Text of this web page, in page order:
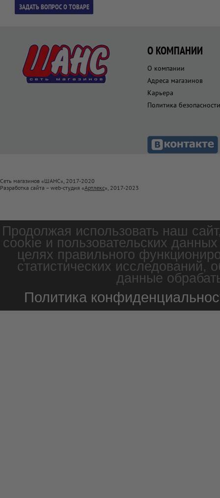
О КОМПАНИИ
О компании
Адреса магазинов
Карьера
Политика безопасности
Сеть магазинов «ШАНС», 2017-2020
Разработка сайта – web-студия «Артлекс», 2017-2023
Продолжая использовать наш
cookie и пользовательских
целях правильного
статистических
данные
Политика